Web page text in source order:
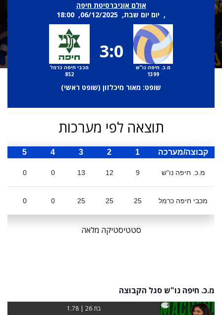
אולם אוניברסיטת חיפה
, יום יום שבת, 06/12/2025, 18:00
מ.כ. חיפה נו"ש
1399
3:0
מכבי חיפה כרמל
852
שופט: מאור מיכלזון (שופט ראשי)
תוצאה לפי מערכות
קבוצה/מערכה 1
2
3
4
5
מ.כ. חיפה נו"ש 9
12
13
0
0
מכבי חיפה כרמל 25
25
25
0
0
סטטיסטיקה מלאה
מ.כ. חיפה נו"ש סגל הקבוצה
בת 26 | 1.78